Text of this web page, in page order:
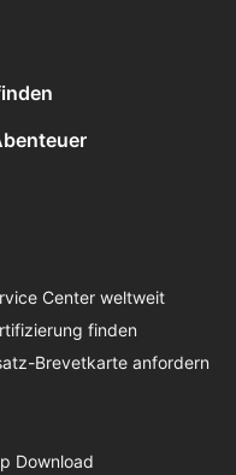
Center weltweit
finden
Brevetkarte anfordern
Download